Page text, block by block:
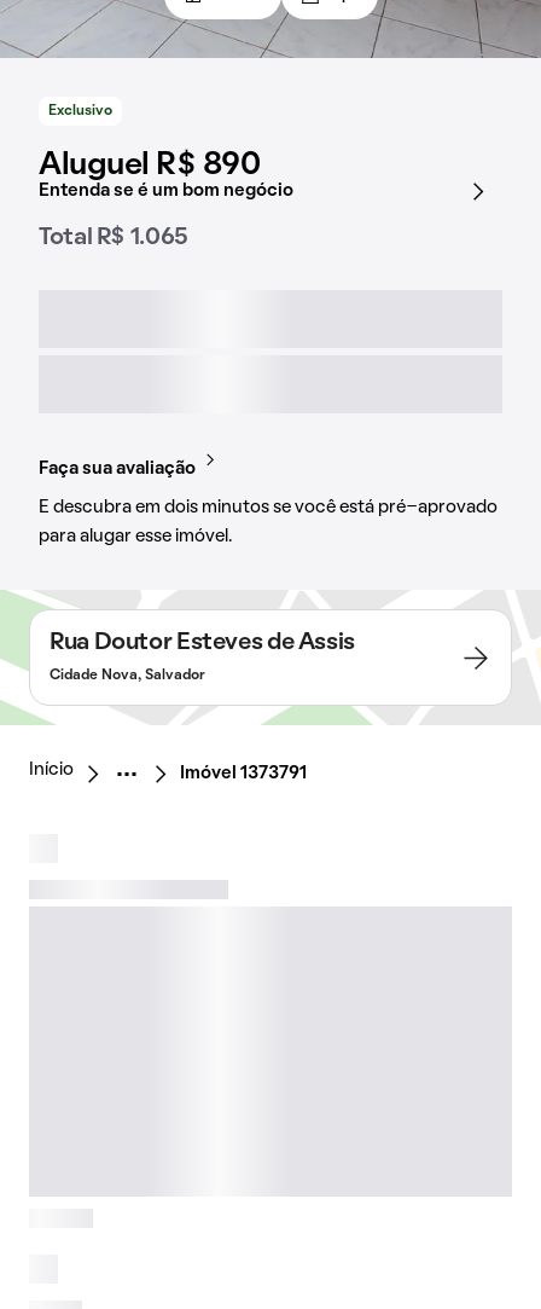
Exclusivo
Aluguel R$ 890
Entenda se é um bom negócio
Total R$ 1.065
Faça sua avaliação
E descubra em dois minutos se você está pré-aprovado
para alugar esse imóvel.
Rua Doutor Esteves de Assis
Cidade Nova, Salvador
Início Imóvel 1373791